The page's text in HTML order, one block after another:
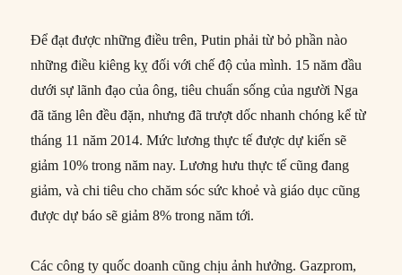
Để đạt được những điều trên, Putin phải từ bỏ phần nào
những điều kiêng kỵ đối với chế độ của mình. 15 năm đầu
dưới sự lãnh đạo của ông, tiêu chuẩn sống của người Nga
đã tăng lên đều đặn, nhưng đã trượt dốc nhanh chóng kể từ
tháng 11 năm 2014. Mức lương thực tế được dự kiến sẽ
giảm 10% trong năm nay. Lương hưu thực tế cũng đang
giảm, và chi tiêu cho chăm sóc sức khoẻ và giáo dục cũng
được dự báo sẽ giảm 8% trong năm tới.
Các công ty quốc doanh cũng chịu ảnh hưởng. Gazprom,